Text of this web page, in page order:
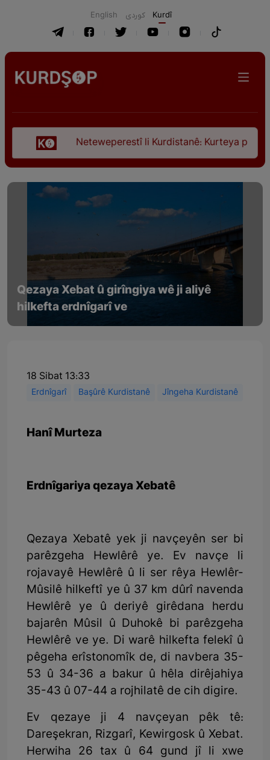
English كوردی Kurdî
Neteweperestî li Kurdistanê: Kurteya pêşveçûna
Qezaya Xebat û girîngiya wê ji aliyê
hilkefta erdnîgarî ve
18 Sibat 13:33
Erdnîgarî Başûrê Kurdistanê Jîngeha Kurdistanê
Hanî Murteza
Erdnîgariya qezaya Xebatê
Qezaya Xebatê yek ji navçeyên ser bi
parêzgeha Hewlêrê ye. Ev navçe li
rojavayê Hewlêrê û li ser rêya Hewlêr-
Mûsilê hilkeftî ye û 37 km dûrî navenda
Hewlêrê ye û deriyê girêdana herdu
bajarên Mûsil û Duhokê bi parêzgeha
Hewlêrê ve ye. Di warê hilkefta felekî û
pêgeha erîstonomîk de, di navbera 35-
53 û 34-36 a bakur û hêla dirêjahiya
35-43 û 07-44 a rojhilatê de cih digire.
Ev qezaye ji 4 navçeyan pêk tê:
Dareşekran, Rizgarî, Kewirgosk û Xebat.
Herwiha 26 tax û 64 gund jî li xwe